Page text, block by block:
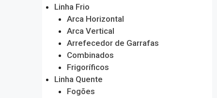
Linha Frio
Arca Horizontal
Arca Vertical
Arrefecedor de Garrafas
Combinados
Frigoríficos
Linha Quente
Fogões